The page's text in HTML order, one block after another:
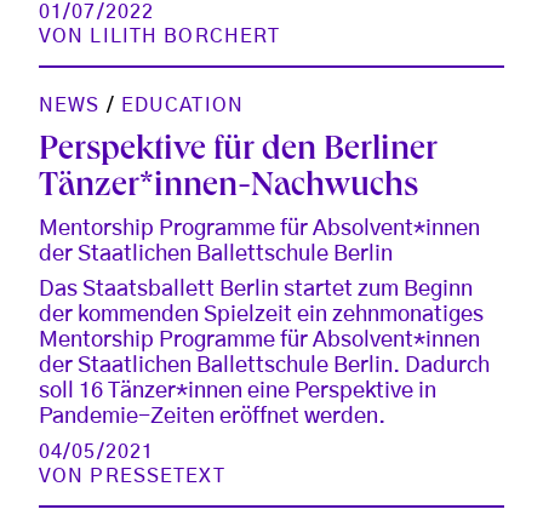
01/07/2022
VON
LILITH BORCHERT
NEWS / EDUCATION
Perspektive für den Berliner
Tänzer*innen-Nachwuchs
Mentorship Programme für Absolvent*innen
der Staatlichen Ballettschule Berlin
Das Staatsballett Berlin startet zum Beginn
der kommenden Spielzeit ein zehnmonatiges
Mentorship Programme für Absolvent*innen
der Staatlichen Ballettschule Berlin. Dadurch
soll 16 Tänzer*innen eine Perspektive in
Pandemie-Zeiten eröffnet werden.
04/05/2021
VON
PRESSETEXT